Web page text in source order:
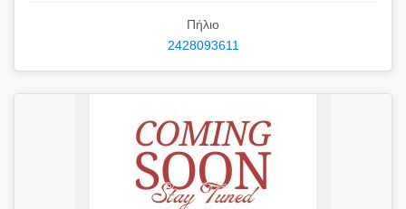
Πήλιο
2428093611